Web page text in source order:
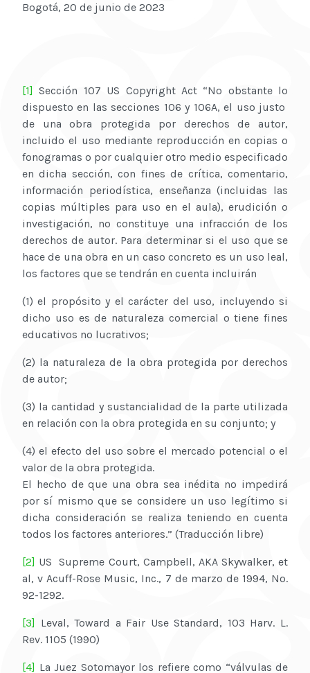
Bogotá, 20 de junio de 2023
[1] Sección 107 US Copyright Act “No obstante lo
dispuesto en las secciones 106 y 106A, el uso justo
de una obra protegida por derechos de autor,
incluido el uso mediante reproducción en copias o
fonogramas o por cualquier otro medio especificado
en dicha sección, con fines de crítica, comentario,
información periodística, enseñanza (incluidas las
copias múltiples para uso en el aula), erudición o
investigación, no constituye una infracción de los
derechos de autor. Para determinar si el uso que se
hace de una obra en un caso concreto es un uso leal,
los factores que se tendrán en cuenta incluirán
(1) el propósito y el carácter del uso, incluyendo si
dicho uso es de naturaleza comercial o tiene fines
educativos no lucrativos;
(2) la naturaleza de la obra protegida por derechos
de autor;
(3) la cantidad y sustancialidad de la parte utilizada
en relación con la obra protegida en su conjunto; y
(4) el efecto del uso sobre el mercado potencial o el
valor de la obra protegida.
El hecho de que una obra sea inédita no impedirá
por sí mismo que se considere un uso legítimo si
dicha consideración se realiza teniendo en cuenta
todos los factores anteriores.” (Traducción libre)
[2] US Supreme Court, Campbell, AKA Skywalker, et
al, v Acuff-Rose Music, Inc., 7 de marzo de 1994, No.
92-1292.
[3]
Leval, Toward a Fair Use Standard, 103 Harv. L.
Rev. 1105 (1990)
[4] La Juez Sotomayor los refiere como “válvulas de